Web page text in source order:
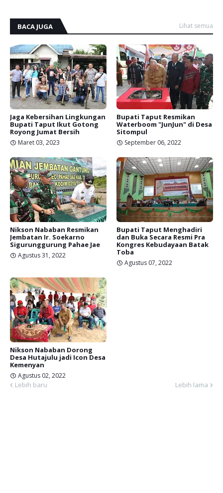
BACA JUGA Lihat semua
Jaga Kebersihan Lingkungan
Bupati Taput Ikut Gotong
Royong Jumat Bersih
Maret 03, 2023
Bupati Taput Resmikan
Waterboom "JunJun" di Desa
Sitompul
September 06, 2022
Nikson Nababan Resmikan
Jembatan Ir. Soekarno
Sigurunggurung Pahae Jae
Agustus 31, 2022
Bupati Taput Menghadiri
dan Buka Secara Resmi Pra
Kongres Kebudayaan Batak
Toba
Agustus 07, 2022
Nikson Nababan Dorong
Desa Hutajulu jadi Icon Desa
Kemenyan
Agustus 02, 2022
Lebih baru Lebih lama